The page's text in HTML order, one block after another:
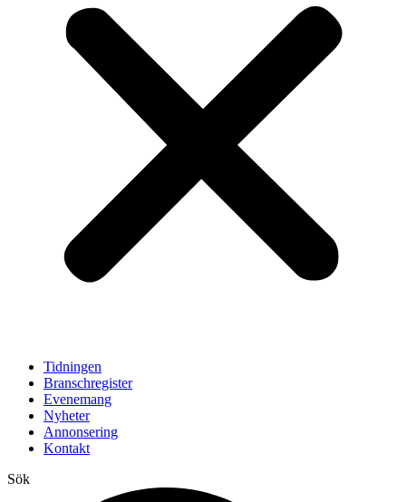
Tidningen
Branschregister
Evenemang
Nyheter
Annonsering
Kontakt
Sök